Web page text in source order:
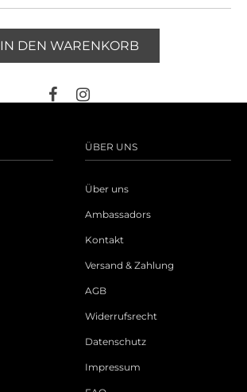
IN DEN WARENKORB
ÜBER UNS
Über uns
Ambassadors
Kontakt
Versand & Zahlung
AGB
Widerrufsrecht
Datenschutz
Impressum